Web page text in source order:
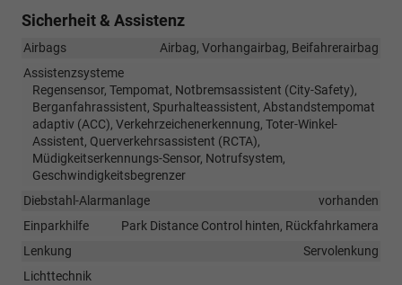
Sicherheit & Assistenz
Airbags
Airbag, Vorhangairbag, Beifahrerairbag
Assistenzsysteme
Regensensor, Tempomat, Notbremsassistent (City-Safety),
Berganfahrassistent, Spurhalteassistent, Abstandstempomat
adaptiv (ACC), Verkehrzeichenerkennung, Toter-Winkel-
Assistent, Querverkehrsassistent (RCTA),
Müdigkeitserkennungs-Sensor, Notrufsystem,
Geschwindigkeitsbegrenzer
Diebstahl-Alarmanlage
vorhanden
Einparkhilfe
Park Distance Control hinten, Rückfahrkamera
Lenkung
Servolenkung
Lichttechnik